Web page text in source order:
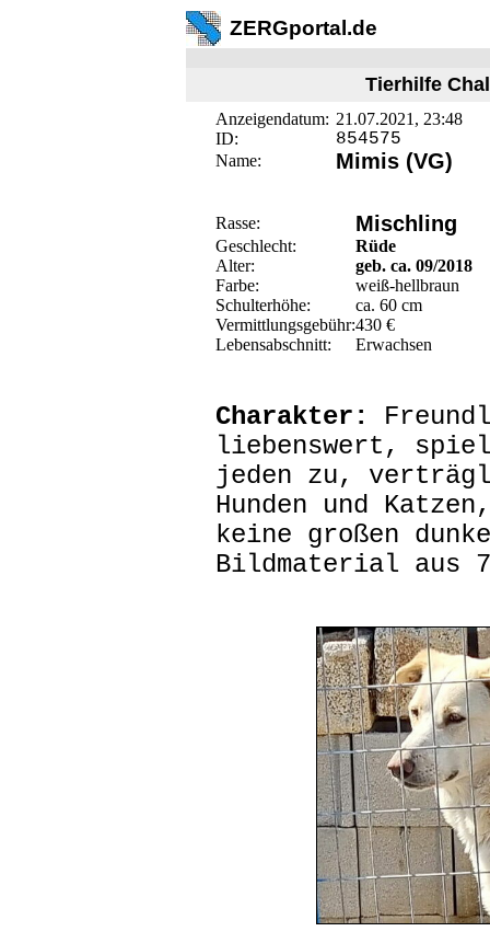
ZERGportal.de
Tierhilfe
Anzeigendatum: 21.07.2021, 23:48
ID:
854575
Name: Mimis (VG)
Rasse: Mischling
Geschlecht:
Rüde
Alter:
geb. ca. 09/2018
Farbe:
weiß-hellbraun
Schulterhöhe:
ca. 60 cm
Vermittlungsgebühr:430 €
Lebensabschnitt:
Erwachsen
Charakter:
liebenswert,
jeden zu,
Hunden und
keine großen
Bildmaterial aus